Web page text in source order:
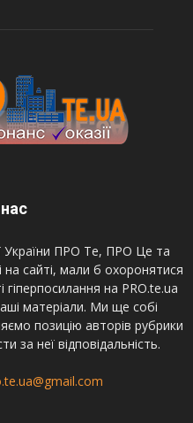
України ПРО Те, ПРО Це та
сайті, мали б охоронятися
на PRO.te.ua
матеріали. Ми ще собі
позицію авторів рубрики
за неї відповідальність.